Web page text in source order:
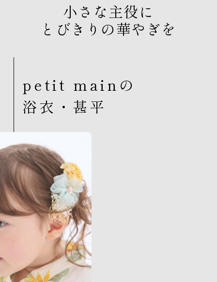
小さな主役に
とびきりの華やぎを
petit mainの
浴衣・甚平